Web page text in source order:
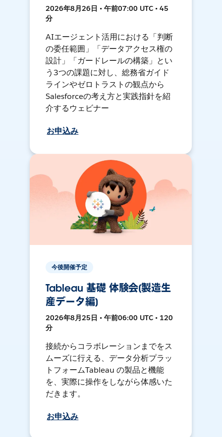
2026年8月26日 • 午前07:00 UTC • 45
分
AIエージェント活用における「判断
の委任範囲」「データアクセス権の
設計」「ガードレールの構築」とい
う3つの課題に対し、総務省ガイド
ラインやゼロトラストの観点から
Salesforceの考え方と実践指針を紹
介するウェビナー
お申込み
今後開催予定
Tableau 基礎 体験会[製造生
産データ編]
2026年8月25日 • 午前06:00 UTC • 120
分
接続からコラボレーションまでをス
ムーズに行える、データ分析プラッ
トフォームTableau の製品と機能
を、実際に操作をしながら体感いた
だきます。
お申込み